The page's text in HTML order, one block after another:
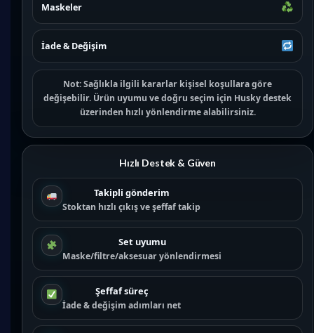
Maskeler
İade & Değişim
Not:Sağlıkla ilgili kararlar kişisel koşullara göre
değişebilir. Ürün uyumu ve doğru seçim için Husky destek
üzerinden hızlı yönlendirme alabilirsiniz.
Hızlı Destek & Güven
Takipli gönderim
Stoktan hızlı çıkış ve şeffaf takip
Set uyumu
Maske/filtre/aksesuar yönlendirmesi
Şeffaf süreç
İade & değişim adımları net